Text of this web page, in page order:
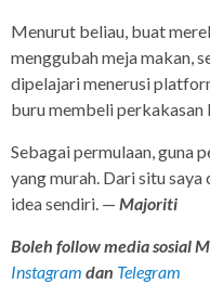
Menurut beliau, buat
menggubah meja makan,
dipelajari menerusi
buru membeli perkakasan
Sebagai permulaan, guna
yang murah. Dari situ
idea sendiri. — Majoriti
Boleh follow media sosial
Instagram dan Telegram